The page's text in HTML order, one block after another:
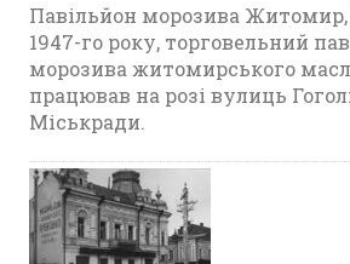
Павільйон морозива
1947-го року, торговельний
морозива житомирського
працював на розі вулиць
Міськради.